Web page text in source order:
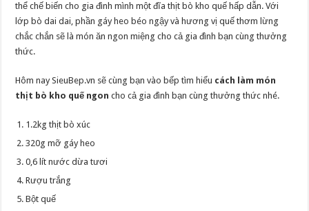
thể chế biến cho gia đình mình một đĩa thịt bò kho quế hấp dẫn. Với
lớp bò dai dai, phần gáy heo béo ngậy và hương vị quế thơm lừng
chắc chắn sẽ là món ăn ngon miệng cho cả gia đình bạn cùng thưởng
thức.
Hôm nay SieuBep.vn sẽ cùng bạn vào bếp tìm hiểu cách làm món
thịt bò kho quế ngon cho cả gia đình bạn cùng thưởng thức nhé.
1.2kg thịt bò xúc
320g mỡ gáy heo
0,6 lít nước dừa tươi
Rượu trắng
Bột quế